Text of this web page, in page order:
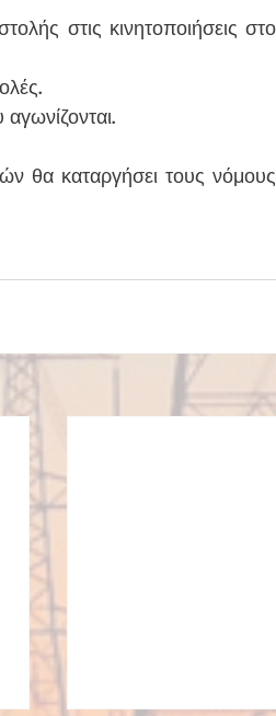
αγωνίζονται.
θα καταργήσει τους νόμους